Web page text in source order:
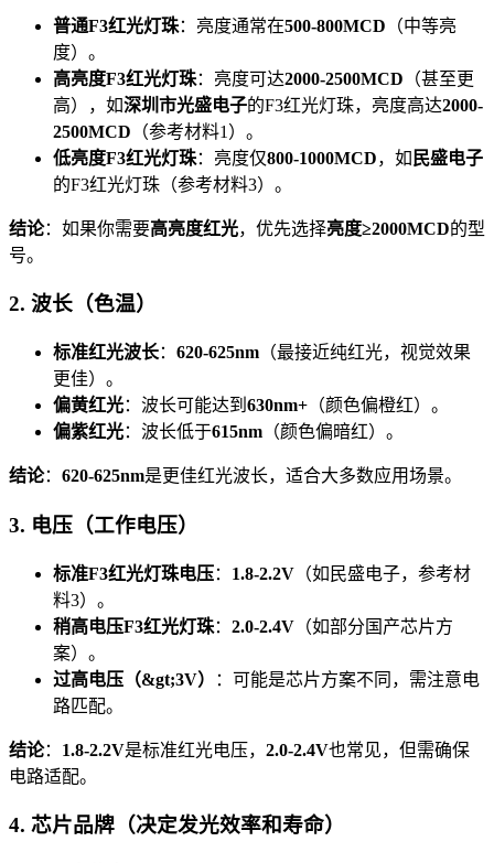
普通F3红光灯珠：亮度通常在500-800MCD （中等亮
度）。
高亮度F3红光灯珠：亮度可达2000-2500MCD （甚至更
高），如深圳市光盛电子的F3红光灯珠，亮度高达2000-
2500MCD （参考材料1）。
低亮度F3红光灯珠：亮度仅800-1000MCD，如 民盛电子
的F3红光灯珠（参考材料3）。
结论：如果你需要高亮度红光，优先选择亮度≥2000MCD的型
号。
2. 波长（色温）
标准红光波长： 620-625nm （最接近纯红光，视觉效果
更佳）。
偏黄红光：波长可能达到 630nm+ （颜色偏橙红）。
偏紫红光：波长低于615nm （颜色偏暗红）。
结论： 620-625nm是更佳红光波长，适合大多数应用场景。
3. 电压（工作电压）
标准F3红光灯珠电压： 1.8-2.2V （如民盛电子，参考材
料3）。
稍高电压F3红光灯珠： 2.0-2.4V （如部分国产芯片方
案）。
过高电压（&gt;3V）
：可能是芯片方案不同，需注意电
路匹配。
结论： 1.8-2.2V是标准红光电压， 2.0-2.4V也常见，但需确保
电路适配。
4. 芯片品牌（决定发光效率和寿命）